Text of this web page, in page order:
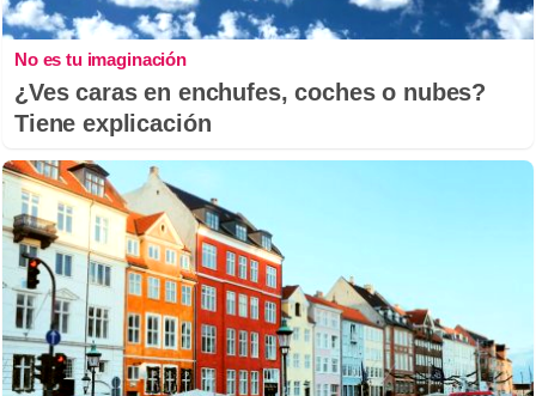
No es tu imaginación
¿Ves caras en enchufes, coches o nubes?
Tiene explicación